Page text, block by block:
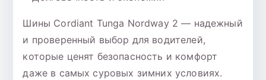
Шины Cordiant Tunga Nordway 2 — надежный
и проверенный выбор для водителей,
которые ценят безопасность и комфорт
даже в самых суровых зимних условиях.